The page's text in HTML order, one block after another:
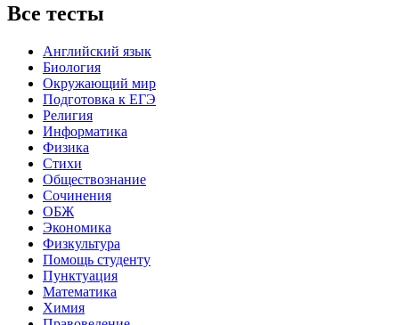
Все тесты
Английский язык
Биология
Окружающий мир
Подготовка к ЕГЭ
Религия
Информатика
Физика
Стихи
Обществознание
Сочинения
ОБЖ
Экономика
Физкультура
Помощь студенту
Пунктуация
Математика
Химия